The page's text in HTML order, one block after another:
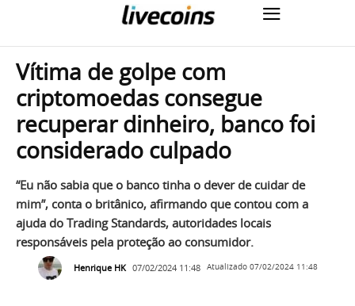
Vítima de golpe com
criptomoedas consegue
recuperar dinheiro, banco foi
considerado culpado
“Eu não sabia que o banco tinha o dever de cuidar de
mim”, conta o britânico, afirmando que contou com a
ajuda do Trading Standards, autoridades locais
responsáveis pela proteção ao consumidor.
Henrique HK 07/02/2024 11:48 Atualizado 07/02/2024 11:48